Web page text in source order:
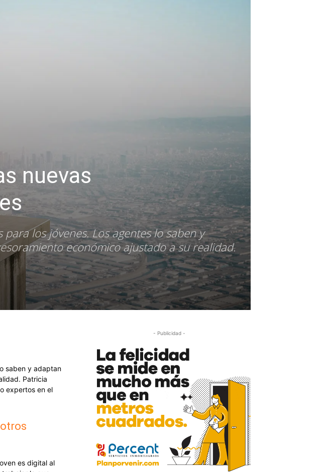
nuevas
los jóvenes. Los agentes lo saben y
económico ajustado a su realidad.
saben y adaptan
Patricia
expertos en el
es digital al
- Publicidad -